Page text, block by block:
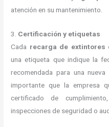
atención en su mantenimiento.
3. Certificación y etiquetas
Cada recarga de extintores
una etiqueta que indique la
recomendada para una
importante que la empresa
certificado de
inspecciones de seguridad o